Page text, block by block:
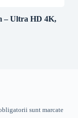
– Ultra HD 4K,
sunt marcate